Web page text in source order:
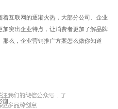
互联网的逐渐火热，大部分公司、企业
加突出企业特点，让消费者更加了解品牌
么，企业营销推广方案怎么做你知道
询